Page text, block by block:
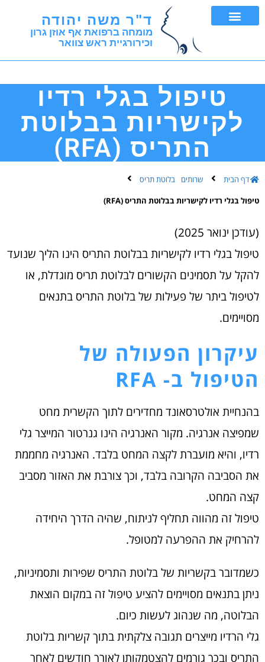
ד"ר משה יהודה
מומחה ברפואת אף אוזן גרון
וכירורגיית ראש צוואר
טיפול בגלי רדיו
לקישריות בבלוטת
התריס (RFA)
דף הבית שרותים
בלוטת תריס
טיפול בגלי רדיו לקישריות בבלוטת התריס (RFA)
(עודכן ינואר 2025)
טיפול בגלי רדיו לקישריות בבלוטת התריס הינו הליך שנועד
להקל על תסמינים הקשורים לבלוטת תריס מוגדלת, או
לטיפול ביתר של פעילות של בלוטת התריס בתנאים
מסויימים.
עיקרון הפעולה של
הטיפול ב- RFA
בהנחיית אולטרסאונד מחדירים לתוך הקשרית מחט
שמפיצה אנרגיה. מקור האנרגיה הינו גנרטור המייצר גלי
רדיו, והיא מועברת לקצה המחט בלבד. האנרגיה מחממת
את הסביבה הקרובה בלבד, וכך צורבת את האזור מסביב
קצה המחט.
טיפול זה מהווה תחליף לניתוח, שהיה הדרך היחידה
להרחיק את ההפרעה למטופל.
כשמדובר בקשריות של בלוטת התריס שפירות ותסמיניות,
ניתן בתנאים מסויימים להציע טיפול זה במקום הוצאת
הבלוטה, מה שנהוג לעשות כיום.
גלי הרדיו מייצרים תגובה צלקתית בתוך קשריות בלוטת
התריס ובכך גורמים להצטמקותן לאורך חודשים לאחר